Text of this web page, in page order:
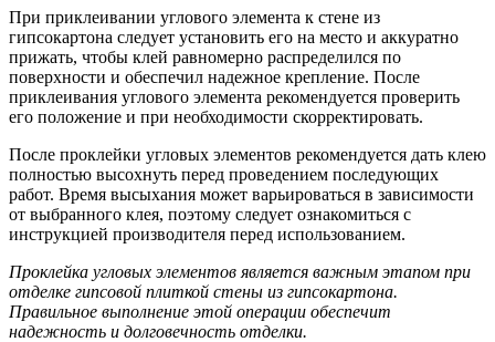
При приклеивании углового элемента к стене из
гипсокартона следует установить его на место и аккуратно
прижать, чтобы клей равномерно распределился по
поверхности и обеспечил надежное крепление. После
приклеивания углового элемента рекомендуется проверить
его положение и при необходимости скорректировать.
После проклейки угловых элементов рекомендуется дать клею
полностью высохнуть перед проведением последующих
работ. Время высыхания может варьироваться в зависимости
от выбранного клея, поэтому следует ознакомиться с
инструкцией производителя перед использованием.
Проклейка угловых элементов является важным этапом при
отделке гипсовой плиткой стены из гипсокартона.
Правильное выполнение этой операции обеспечит
надежность и долговечность отделки.